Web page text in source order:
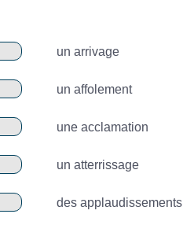
un arrivage
un affolement
une acclamation
un atterrissage
des applaudissements